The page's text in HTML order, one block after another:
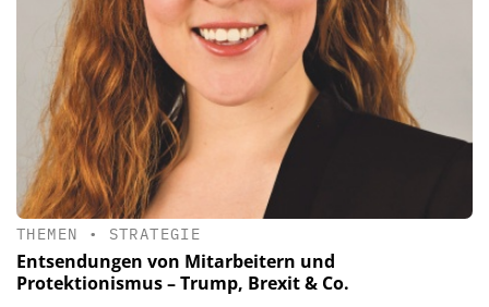
THEMEN • STRATEGIE
Entsendungen von Mitarbeitern und
Protektionismus – Trump, Brexit & Co.